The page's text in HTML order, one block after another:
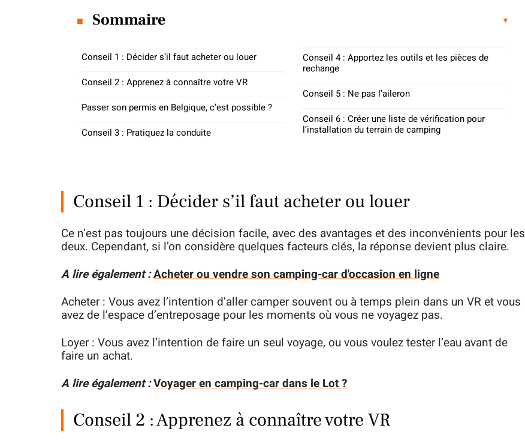
Sommaire
Conseil 1 : Décider s’il faut acheter ou louer
Conseil 2 : Apprenez à connaître votre VR
Passer son permis en Belgique, c’est possible ?
Conseil 3 : Pratiquez la conduite
Conseil 4 : Apportez les outils et les pièces de
rechange
Conseil 5 : Ne pas l’aileron
Conseil 6 : Créer une liste de vérification pour
l’installation du terrain de camping
Conseil 1 : Décider s’il faut acheter ou louer
Ce n’est pas toujours une décision facile, avec des avantages et des inconvénients pour les
deux. Cependant, si l’on considère quelques facteurs clés, la réponse devient plus claire.
A lire également :Acheter ou vendre son camping-car d'occasion en ligne
Acheter : Vous avez l’intention d’aller camper souvent ou à temps plein dans un VR et vous
avez de l’espace d’entreposage pour les moments où vous ne voyagez pas.
Loyer : Vous avez l’intention de faire un seul voyage, ou vous voulez tester l’eau avant de
faire un achat.
A lire également :Voyager en camping-car dans le Lot ?
Conseil 2 : Apprenez à connaître votre VR